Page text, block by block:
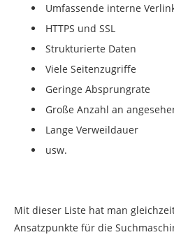
Umfassende interne
HTTPS und SSL
Strukturierte Daten
Viele Seitenzugriffe
Geringe Absprungrate
Große Anzahl an
Lange Verweildauer
usw.
Mit dieser Liste hat man
Ansatzpunkte für die